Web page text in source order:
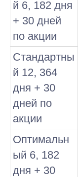
й 6, 182 дня
+ 30 дней
по акции
Стандартны
й 12, 364
дня + 30
дней по
акции
Оптимальн
ый 6, 182
дня + 30